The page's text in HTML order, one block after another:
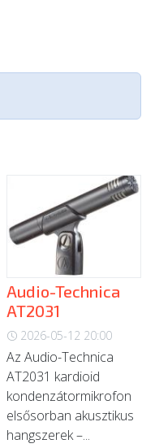
Audio-Technica
AT2031
2026-05-12 20:00
Az Audio-Technica
AT2031 kardioid
kondenzátormikrofon
elsősorban akusztikus
hangszerek –...